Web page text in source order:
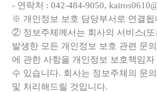
- 연락처 : 042-484-9050,
※ 개인정보 보호 담당부서로 연결됩
② 정보주체께서는 회사의 서비스(또
발생한 모든 개인정보 보호 관련 문
에 관한 사항을 개인정보 보호책임
수 있습니다. 회사는 정보주체의 문
및 처리해드릴 것입니다.